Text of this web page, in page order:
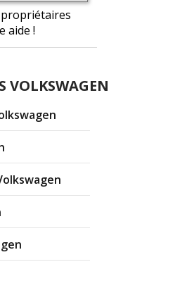
aide !
VOLKSWAGEN